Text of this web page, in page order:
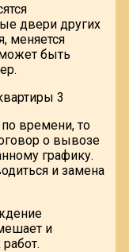
двери других
меняется
может быть
по времени, то
о вывозе
графику.
и замена
и